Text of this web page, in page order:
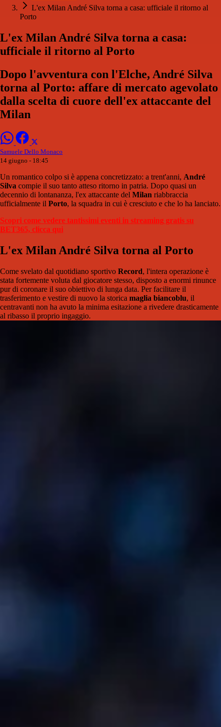
L'ex Milan André Silva torna a casa: ufficiale il ritorno al
Porto
L'ex Milan André Silva torna a casa:
ufficiale il ritorno al Porto
Dopo l'avventura con l'Elche, André Silva
torna al Porto: affare di mercato agevolato
dalla scelta di cuore dell'ex attaccante del
Milan
Samuele Dello Monaco
14 giugno - 18:45
Un romantico colpo si è appena concretizzato: a trent'anni, André
Silva compie il suo tanto atteso ritorno in patria. Dopo quasi un
decennio di lontananza, l'ex attaccante del Milan riabbraccia
ufficialmente il Porto, la squadra in cui è cresciuto e che lo ha lanciato.
Scopri come vedere tantissimi eventi in streaming gratis su
BET365, clicca qui
L'ex Milan André Silva torna al Porto
Come svelato dal quotidiano sportivo Record, l'intera operazione è
stata fortemente voluta dal giocatore stesso, disposto a enormi rinunce
pur di coronare il suo obiettivo di lunga data. Per facilitare il
trasferimento e vestire di nuovo la storica maglia biancoblu, il
centravanti non ha avuto la minima esitazione a rivedere drasticamente
al ribasso il proprio ingaggio.